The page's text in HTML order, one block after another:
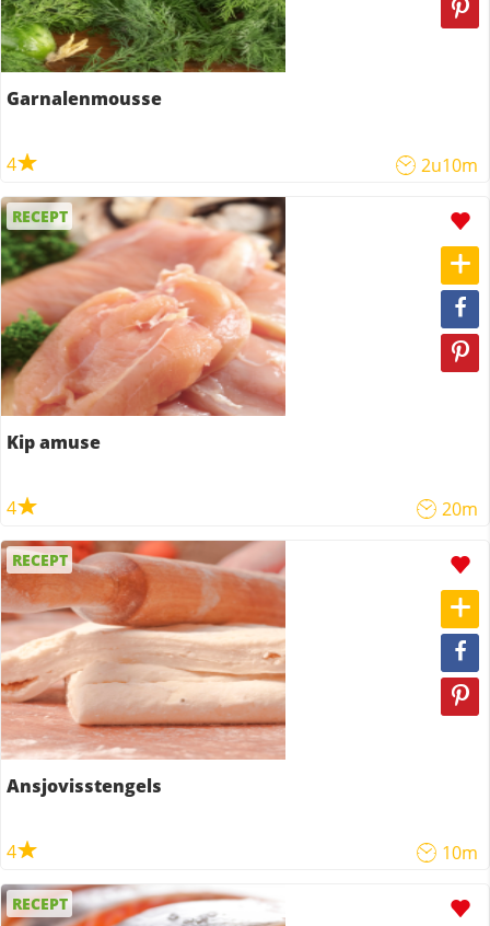
Garnalenmousse
4 2u10m
RECEPT
Kip amuse
4 20m
RECEPT
Ansjovisstengels
4 10m
RECEPT